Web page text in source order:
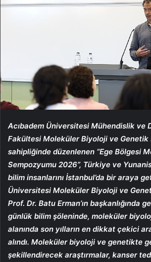
Acıbadem Üniversitesi Mühendislik ve
Fakültesi Moleküler Biyoloji ve Genetik
sahipliğinde düzenlenen “Ege Bölgesi
Sempozyumu 2026”, Türkiye ve
bilim insanlarını İstanbul’da bir araya
Üniversitesi Moleküler Biyoloji ve
Prof. Dr. Batu Erman’ın başkanlığında
günlük bilim şöleninde, moleküler
alanında son yılların en dikkat çekici
alındı. Moleküler biyoloji ve genetikte
şekillendirecek araştırmalar, kanser